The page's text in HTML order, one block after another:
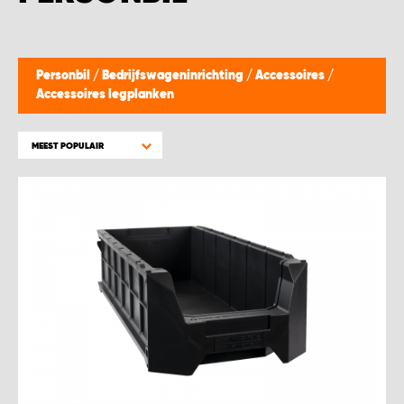
Personbil / Bedrijfswageninrichting / Accessoires /
Accessoires legplanken
MEEST POPULAIR
WORK SYSTEM BEST
WORK SYSTEM ELST
WORK SYSTEM GORREDIJK
WORK SYSTEM HARDERWIJK
WORK SYSTEM HARMELEN
WORK SYSTEM HARTWERD